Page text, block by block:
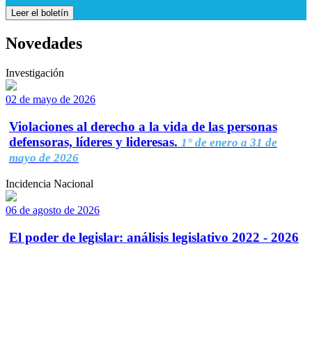
Leer el boletín
Novedades
Investigación
02 de mayo de 2026
Violaciones al derecho a la vida de las personas
defensoras, líderes y lideresas. 1° de enero a 31 de
mayo de 2026
Incidencia Nacional
06 de agosto de 2026
El poder de legislar: análisis legislativo 2022 - 2026